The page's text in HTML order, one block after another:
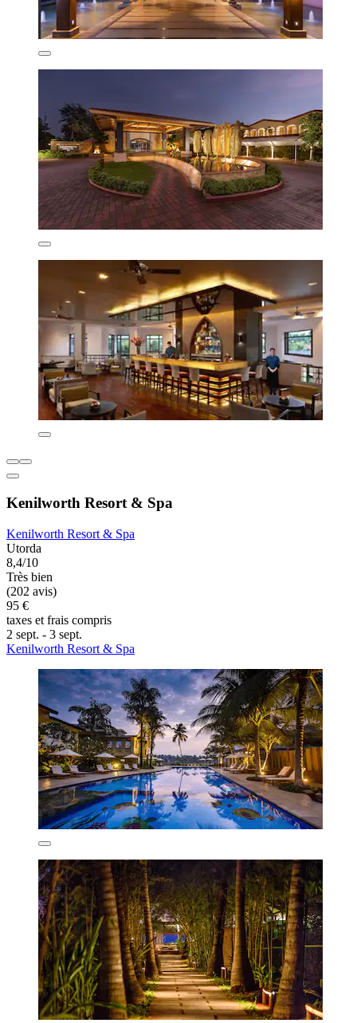
Kenilworth Resort & Spa
Kenilworth Resort & Spa
Utorda
8,4/10
Très bien
(202 avis)
95 €
taxes et frais compris
2 sept. - 3 sept.
Kenilworth Resort & Spa